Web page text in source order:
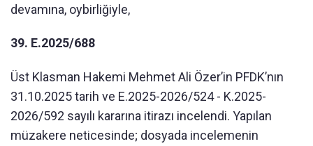
devamına, oybirliğiyle,
39. E.2025/688
Üst Klasman Hakemi Mehmet Ali Özer’in PFDK’nın
31.10.2025 tarih ve E.2025-2026/524 - K.2025-
2026/592 sayılı kararına itirazı incelendi. Yapılan
müzakere neticesinde; dosyada incelemenin